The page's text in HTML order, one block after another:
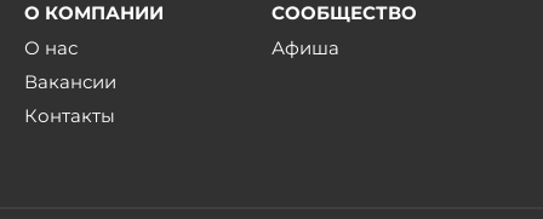
О КОМПАНИИ
О нас
Вакансии
Контакты
СООБЩЕСТВО
Афиша